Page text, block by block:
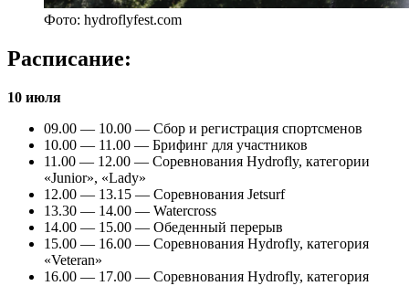
Фото: hydroflyfest.com
Расписание:
10 июля
09.00 — 10.00 — Сбор и регистрация спортсменов
10.00 — 11.00 — Брифинг для участников
11.00 — 12.00 — Соревнования Hydrofly, категории
«Junior», «Lady»
12.00 — 13.15 — Соревнования Jetsurf
13.30 — 14.00 — Watercross
14.00 — 15.00 — Обеденный перерыв
15.00 — 16.00 — Соревнования Hydrofly, категория
«Veteran»
16.00 — 17.00 — Соревнования Hydrofly, категория